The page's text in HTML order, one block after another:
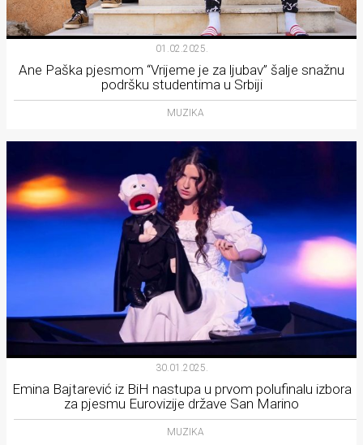
Lifestyle
Fashion
Za
stolom
Život
Ideje
koje
01.02.2025.
Ane Paška pjesmom “Vrijeme je za ljubav” šalje snažnu
podršku studentima u Srbiji
MUZIKA
30.01.2025.
Emina Bajtarević iz BiH nastupa u prvom polufinalu izbora
za pjesmu Eurovizije države San Marino
MUZIKA